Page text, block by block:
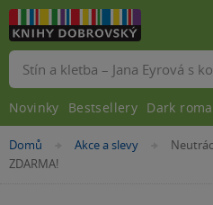
Nacházíte
se
Domů »Akce a slevy »
ZDARMA!
Vyhledávání
Novinky Bestsellery Dark